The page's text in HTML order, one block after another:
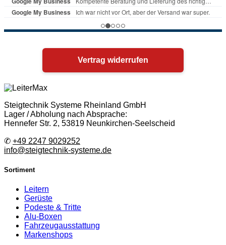
Vertrag widerrufen
Steigtechnik Systeme Rheinland GmbH
Lager / Abholung nach Absprache:
Hennefer Str. 2, 53819 Neunkirchen-Seelscheid
✆ +49 2247 9029252
info@steigtechnik-systeme.de
Sortiment
Leitern
Gerüste
Podeste & Tritte
Alu-Boxen
Fahrzeugausstattung
Markenshops